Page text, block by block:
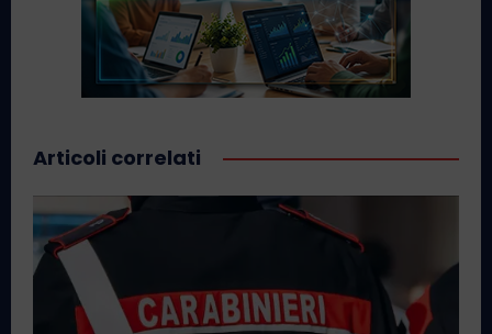
Articoli correlati